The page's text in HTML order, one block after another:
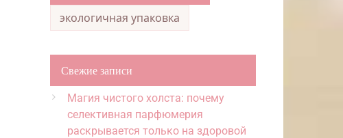
экологичная упаковка
Свежие записи
Магия чистого холста: почему
селективная парфюмерия
раскрывается только на здоровой